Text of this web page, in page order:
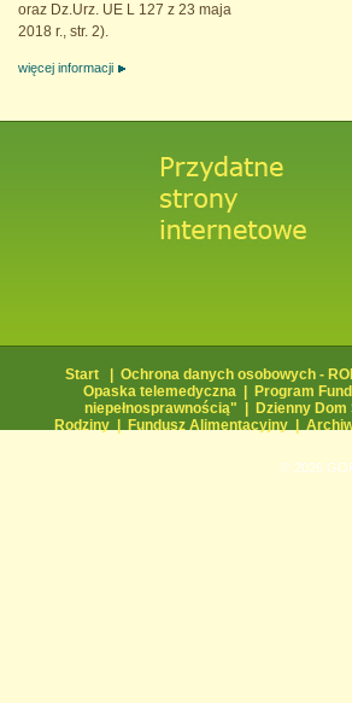
oraz Dz.Urz. UE L 127 z 23 maja
2018 r., str. 2).
więcej informacji
Start Ochrona danych osobowych -
Opaska telemedyczna|
Program
niepełnosprawnością"
Dzienny Dom
Rodziny
Fundusz Alimentacyjny
© 2026